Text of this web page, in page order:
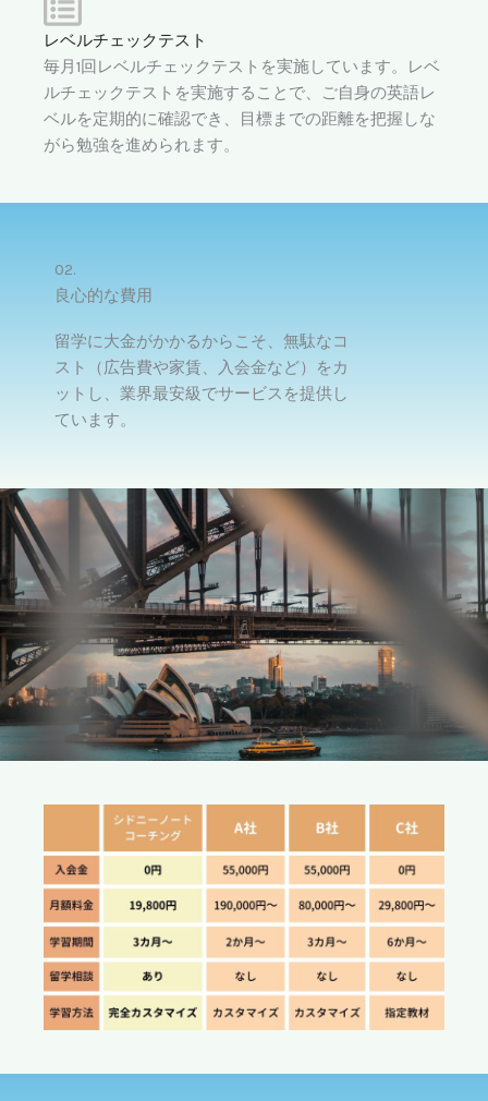
レベルチェックテスト
毎月1回レベルチェックテストを実施しています。レベ
ルチェックテストを実施することで、ご自身の英語レ
ベルを定期的に確認でき、目標までの距離を把握しな
がら勉強を進められます。
02.
良心的な費用
留学に大金がかかるからこそ、無駄なコ
スト（広告費や家賃、入会金など）をカ
ットし、業界最安級でサービスを提供し
ています。​